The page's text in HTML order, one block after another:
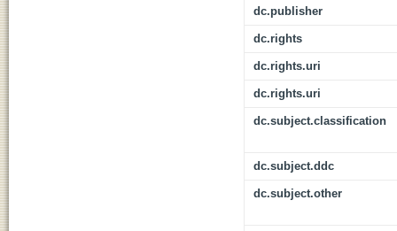
dc.publisher
dc.rights
dc.rights.uri
dc.rights.uri
dc.subject.classification
dc.subject.ddc
dc.subject.other